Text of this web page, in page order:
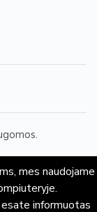
mes naudojame
informuotas